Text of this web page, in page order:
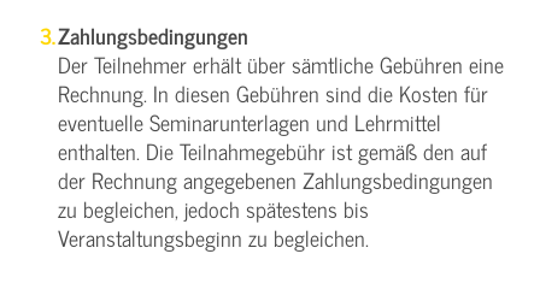
Zahlungsbedingungen
Der Teilnehmer erhält über sämtliche Gebühren eine
Rechnung. In diesen Gebühren sind die Kosten für
eventuelle Seminarunterlagen und Lehrmittel
enthalten. Die Teilnahmegebühr ist gemäß den auf
der Rechnung angegebenen Zahlungsbedingungen
zu begleichen, jedoch spätestens bis
Veranstaltungsbeginn zu begleichen.